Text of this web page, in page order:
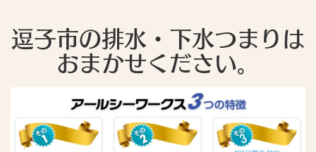
逗子市の排水・下水つまりは
おまかせください。